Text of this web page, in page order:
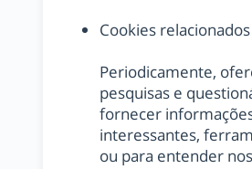
Cookies
Periodicamente,
pesquisas e
fornecer
interessantes,
ou para entender